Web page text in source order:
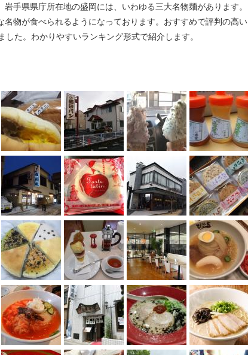
手県県庁所在地の盛岡には、いわゆる三大名物麺があります。
名物が食べられるようになっております。おすすめで評判の高い
した。わかりやすいランキング形式で紹介します。